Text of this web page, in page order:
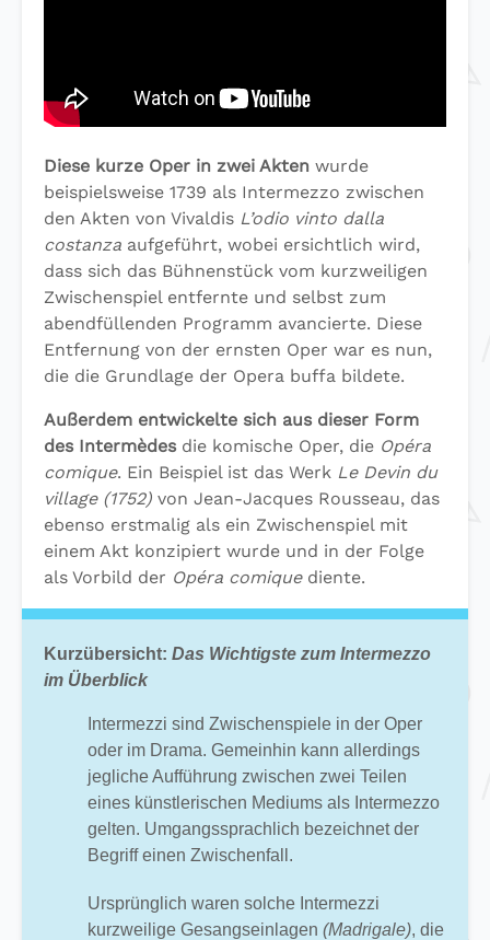
Diese kurze Oper in zwei Akten wurde
beispielsweise 1739 als Intermezzo zwischen
den Akten von Vivaldis L’odio vinto dalla
costanza aufgeführt, wobei ersichtlich wird,
dass sich das Bühnenstück vom kurzweiligen
Zwischenspiel entfernte und selbst zum
abendfüllenden Programm avancierte. Diese
Entfernung von der ernsten Oper war es nun,
die die Grundlage der Opera buffa bildete.
Außerdem entwickelte sich aus dieser Form
des Intermèdesdie komische Oper, die Opéra
comique. Ein Beispiel ist das Werk Le Devin du
village (1752) von Jean-Jacques Rousseau, das
ebenso erstmalig als ein Zwischenspiel mit
einem Akt konzipiert wurde und in der Folge
als Vorbild der Opéra comiquediente.
Kurzübersicht: Das Wichtigste zum Intermezzo
im Überblick
Intermezzi sind Zwischenspiele in der Oper
oder im Drama. Gemeinhin kann allerdings
jegliche Aufführung zwischen zwei Teilen
eines künstlerischen Mediums als Intermezzo
gelten. Umgangssprachlich bezeichnet der
Begriff einen Zwischenfall.
Ursprünglich waren solche Intermezzi
kurzweilige Gesangseinlagen (Madrigale), die